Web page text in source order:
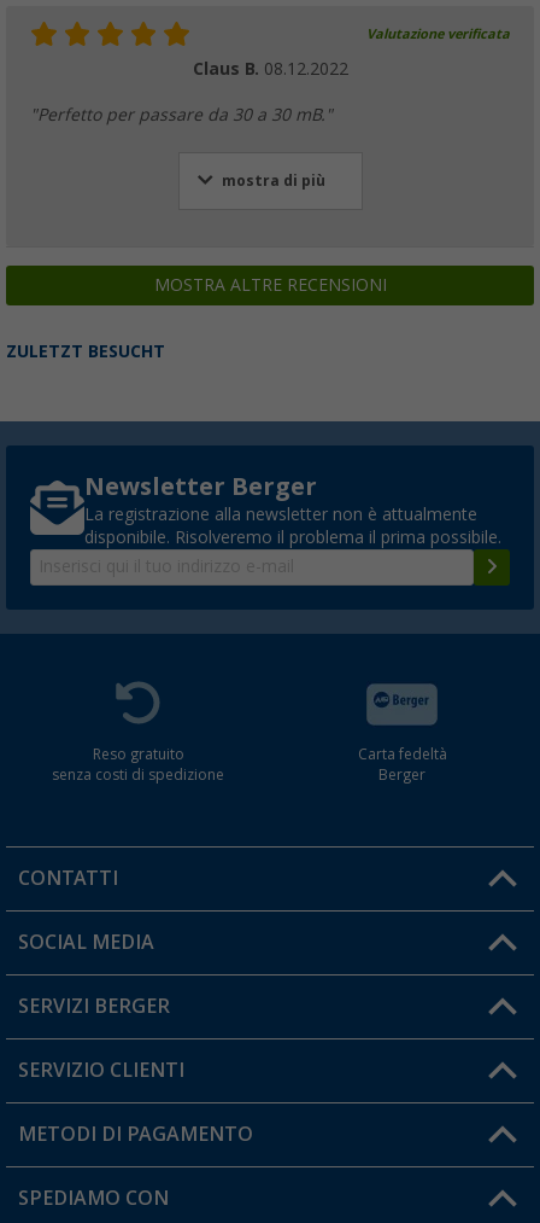
Valutazione verificata
Claus B. 08.12.2022
"Perfetto per passare da 30 a 30 mB."
mostra di più
MOSTRA ALTRE RECENSIONI
ZULETZT BESUCHT
Newsletter Berger
La registrazione alla newsletter non è attualmente
disponibile. Risolveremo il problema il prima possibile.
Reso gratuito
senza costi di spedizione
Carta fedeltà
Berger
CONTATTI
Orari di apertura del servizio:
Hai una domanda?
SOCIAL MEDIA
SERVIZI BERGER
Diventare rivenditori
Il mio Account
SERVIZIO CLIENTI
Informazioni sulla spedizione
Resi
METODI DI PAGAMENTO
SPEDIAMO CON